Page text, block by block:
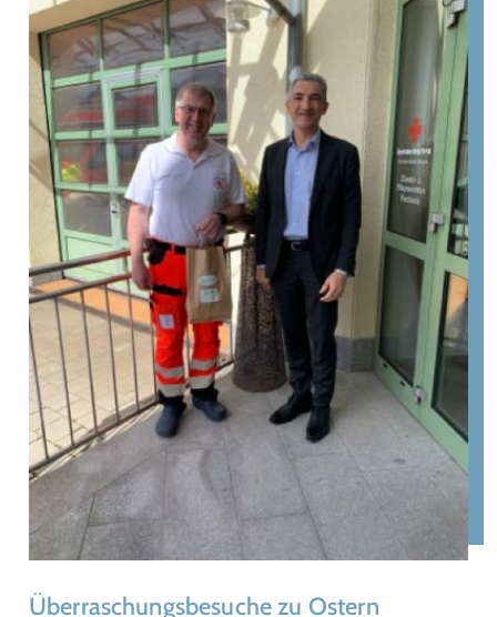
Überraschungsbesuche zu Ostern